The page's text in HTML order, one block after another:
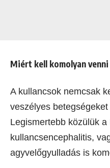
Miért kell komolyan
A kullancsok nemcsak
veszélyes
Legismertebb közülük a
kullancsencephalitis,
agyvelőgyulladás is